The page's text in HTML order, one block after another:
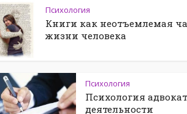
Психология
Книги как неотъемлемая
жизни человека
Психология
Психология
деятельности